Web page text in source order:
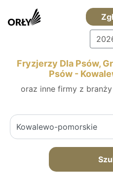
Fryzjerzy Dla Psów,
Psów -
oraz inne firmy z